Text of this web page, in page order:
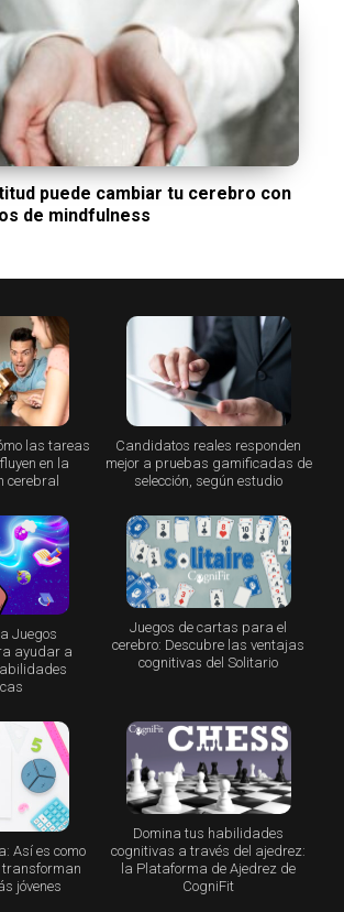
puede cambiar tu cerebro con
de mindfulness
las tareas
en la
cerebral
Candidatos reales responden
mejor a pruebas gamificadas de
selección, según estudio
Juegos
ayudar a
Juegos de cartas para el
cerebro: Descubre las ventajas
cognitivas del Solitario
Así es como
jóvenes
Domina tus habilidades
cognitivas a través del ajedrez:
la Plataforma de Ajedrez de
CogniFit